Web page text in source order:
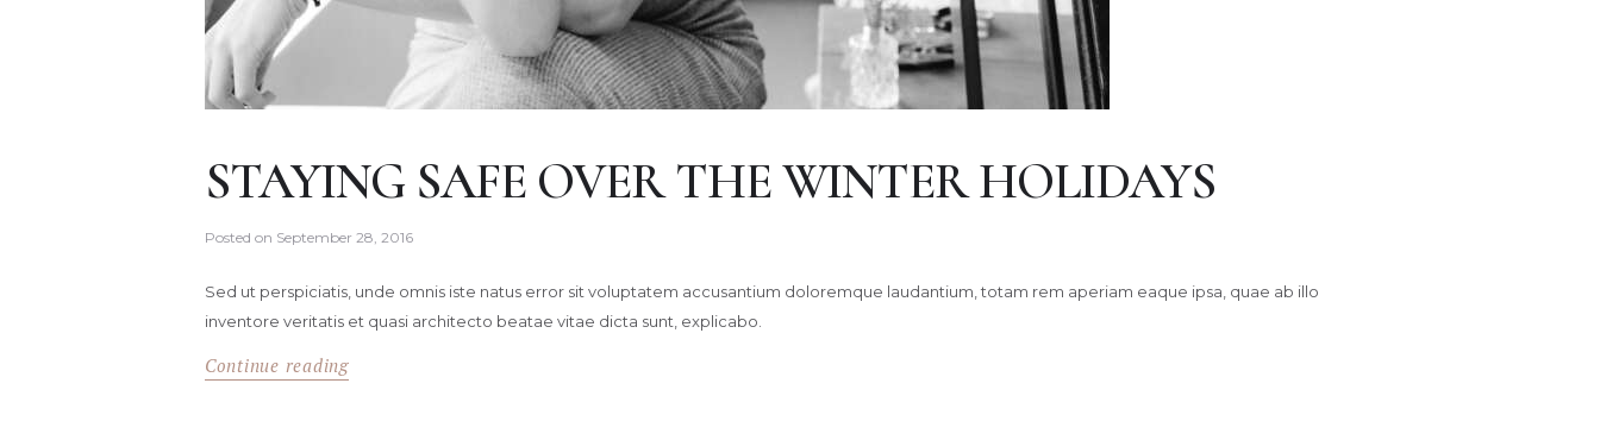
STAYING SAFE OVER THE WINTER HOLIDAYS
Posted on September 28, 2016
Sed ut perspiciatis, unde omnis iste natus error sit voluptatem accusantium doloremque laudantium, totam rem aperiam eaque ipsa, quae ab illo
inventore veritatis et quasi architecto beatae vitae dicta sunt, explicabo.
Continue reading